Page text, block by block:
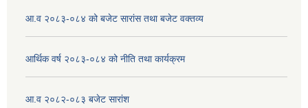
आ.व २०८३-०८४ को बजेट सारांस तथा बजेट वक्तव्य
आर्थिक वर्ष २०८३-०८४ को नीति तथा कार्यक्रम
आ.व २०८२-०८३ बजेट सारांश